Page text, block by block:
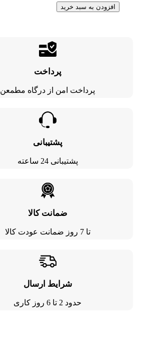
افزودن به سبد خرید
پرداخت
پرداخت امن از درگاه مطمعن
پشتیبانی
پشتیبانی 24 ساعته
ضمانت کالا
تا 7 روز ضمانت عودت کالا
شرایط ارسال
حدود 2 تا 6 روز کاری